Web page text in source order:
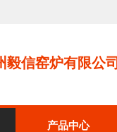
毅信窑炉有限公司
产品中心